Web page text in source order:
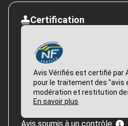
Certification
Avis Vérifiés est certifié par
pour le traitement des "avis
modération et restitution
En savoir plus
Avis soumis à un contrôle.